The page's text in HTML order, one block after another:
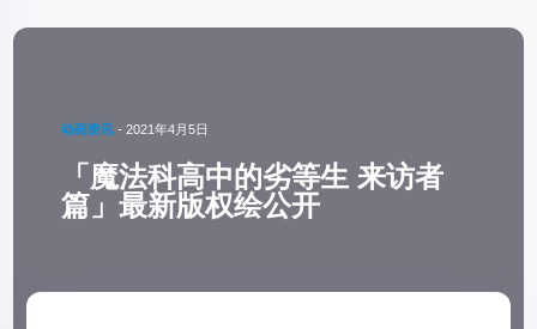
动画资讯 -2021年4月5日
「魔法科高中的劣等生 来访者
篇」最新版权绘公开